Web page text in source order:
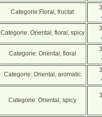
Categorie:Floral, fructat
Categorie: Oriental, floral, spicy
Categorie: Oriental, floral
Categorie: Oriental, aromatic
Categorie: Oriental, spicy